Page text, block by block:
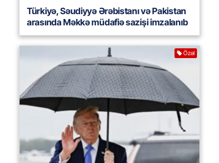
Türkiyə, Səudiyyə Ərəbistanı və Pakistan
arasında Məkkə müdafiə sazişi imzalanıb
Özəl